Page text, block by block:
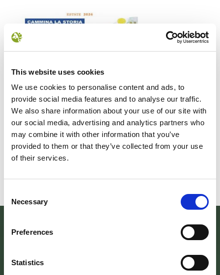
This website uses cookies
We use cookies to personalise content and ads, to
provide social media features and to analyse our traffic.
We also share information about your use of our site with
our social media, advertising and analytics partners who
may combine it with other information that you’ve
provided to them or that they’ve collected from your use
of their services.
Selection
Necessary
Preferences
Statistics
Il futuro della memoria
UN FESTIVAL DIFFUSOper
scoprire/coltivare/lo spirito/della
vallePASSI NEL BUIO: NELLA "VALLE
DELLE LUCCIOLE" 13
Leggi tutto
Monte
Dall’11 al 19
percorre solo
Guide Consigliate
Penna di